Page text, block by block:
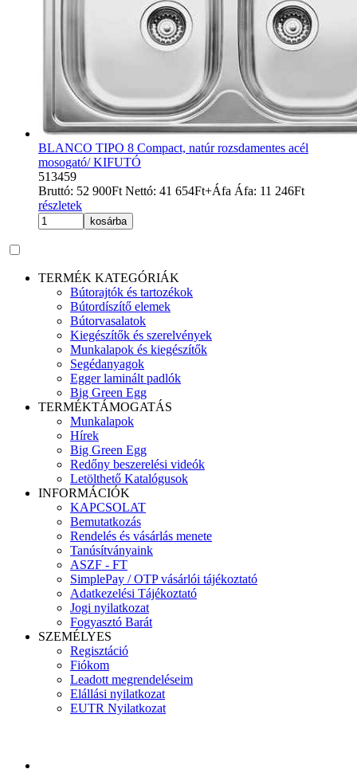
BLANCO TIPO 8 Compact, natúr rozsdamentes acél
mosogató/ KIFUTÓ
513459
Bruttó: 52 900Ft Nettó: 41 654Ft+Áfa Áfa: 11 246Ft
részletek
kosárba
TERMÉK KATEGÓRIÁK
Bútorajtók és tartozékok
Bútordíszítő elemek
Bútorvasalatok
Kiegészítők és szerelvények
Munkalapok és kiegészítők
Segédanyagok
Egger laminált padlók
Big Green Egg
TERMÉKTÁMOGATÁS
Munkalapok
Hírek
Big Green Egg
Redőny beszerelési videók
Letölthető Katalógusok
INFORMÁCIÓK
KAPCSOLAT
Bemutatkozás
Rendelés és vásárlás menete
Tanúsítványaink
ASZF - FT
SimplePay / OTP vásárlói tájékoztató
Adatkezelési Tájékoztató
Jogi nyilatkozat
Fogyasztó Barát
SZEMÉLYES
Regisztáció
Fiókom
Leadott megrendeléseim
Elállási nyilatkozat
EUTR Nyilatkozat